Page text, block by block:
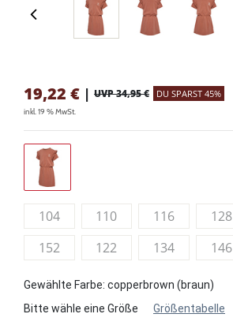
19,22 € | UVP 34,95 € DU SPARST 45%
inkl. 19 % MwSt.
104 110 116 128
152
122 134 146
Gewählte Farbe: copperbrown (braun)
Bitte wähle eine Größe
Größentabelle